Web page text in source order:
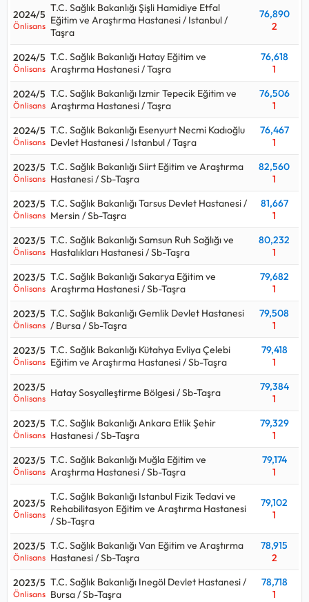
2024/5
Önlisans
T.C. Sağlık Bakanlığı Şişli Hamidiye Etfal
Eğitim ve Araştırma Hastanesi / Istanbul /
Taşra
76,890
2
2024/5
Önlisans
T.C. Sağlık Bakanlığı Hatay Eğitim ve
Araştırma Hastanesi / Taşra
76,618
1
2024/5
Önlisans
T.C. Sağlık Bakanlığı Izmir Tepecik Eğitim ve
Araştırma Hastanesi / Taşra
76,506
1
2024/5
Önlisans
T.C. Sağlık Bakanlığı Esenyurt Necmi Kadıoğlu
Devlet Hastanesi / Istanbul / Taşra
76,467
1
2023/5
Önlisans
T.C. Sağlık Bakanlığı Siirt Eğitim ve Araştırma
Hastanesi / Sb-Taşra
82,560
1
2023/5
Önlisans
T.C. Sağlık Bakanlığı Tarsus Devlet Hastanesi /
Mersin / Sb-Taşra
81,667
1
2023/5
Önlisans
T.C. Sağlık Bakanlığı Samsun Ruh Sağlığı ve
Hastalıkları Hastanesi / Sb-Taşra
80,232
1
2023/5
Önlisans
T.C. Sağlık Bakanlığı Sakarya Eğitim ve
Araştırma Hastanesi / Sb-Taşra
79,682
1
2023/5
Önlisans
T.C. Sağlık Bakanlığı Gemlik Devlet Hastanesi
/ Bursa / Sb-Taşra
79,508
1
2023/5
Önlisans
T.C. Sağlık Bakanlığı Kütahya Evliya Çelebi
Eğitim ve Araştırma Hastanesi / Sb-Taşra
79,418
1
2023/5
Önlisans Hatay Sosyalleştirme Bölgesi / Sb-Taşra
79,384
1
2023/5
Önlisans
T.C. Sağlık Bakanlığı Ankara Etlik Şehir
Hastanesi / Sb-Taşra
79,329
1
2023/5
Önlisans
T.C. Sağlık Bakanlığı Muğla Eğitim ve
Araştırma Hastanesi / Sb-Taşra
79,174
1
2023/5
Önlisans
T.C. Sağlık Bakanlığı Istanbul Fizik Tedavi ve
Rehabilitasyon Eğitim ve Araştırma Hastanesi
/ Sb-Taşra
79,102
1
2023/5
Önlisans
T.C. Sağlık Bakanlığı Van Eğitim ve Araştırma
Hastanesi / Sb-Taşra
78,915
2
2023/5
Önlisans
T.C. Sağlık Bakanlığı Inegöl Devlet Hastanesi /
Bursa / Sb-Taşra
78,718
1